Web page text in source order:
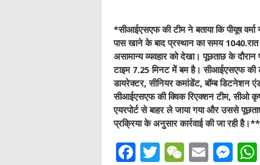
*सीआईएसएफ की टीम ने बताया कि पीयूष
पास खाने के बाद प्रस्थान का समय
असामान्य व्यवहार को देखा। पूछताछ के दौरान
टाइम 7.25 मिनट मेें बम है। सीआईएसएफ की
डायरेक्टर, सीनियर कमांडेंट, बॉम्ब डिटनेशन
सीआईएसएफ की क्विक रिएक्शन टीम, सीओ
एयरपोर्ट से बाहर ले जाया गया और उससे
प्रक्रिया के अनुसार कार्रवाई की
F
T
W
E
M